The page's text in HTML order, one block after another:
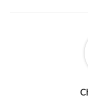
Nos conseillers